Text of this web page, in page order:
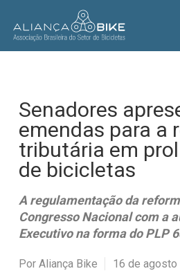
main
Senadores
emendas para a
tributária em
de bicicletas
A regulamentação da
Congresso Nacional com a
Executivo na forma do PLP
Por Aliança Bike 16 de